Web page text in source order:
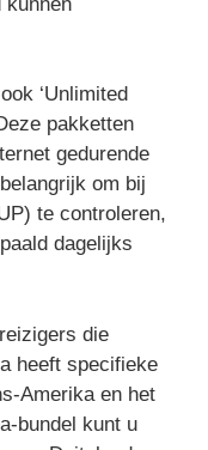
‘Unlimited
pakketten
gedurende
om bij
te controleren,
dagelijks
die
heeft specifieke
Amerika en het
bundel kunt u